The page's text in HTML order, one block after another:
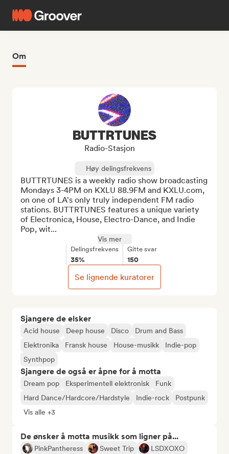
Om
Sjangere de elsker
Acid house Deep house Disco
Drum and Bass
Elektronika
Fransk house House-musikk
Indie-pop
Synthpop
Sjangere de også er åpne for å motta
Dream pop Eksperimentell elektronisk
Funk
Hard Dance/Hardcore/Hardstyle
Indie-rock
Postpunk
Vis alle +3
De ønsker å motta musikk som ligner på...
PinkPantheress Sweet Trip
LSDXOXO
BUTTRTUNES
Radio-Stasjon
Høy delingsfrekvens
BUTTRTUNES is a weekly radio show broadcasting
Mondays 3-4PM on KXLU 88.9FM and KXLU.com,
on one of LA's only truly independent FM radio
stations. BUTTRTUNES features a unique variety
of Electronica, House, Electro-Dance, and Indie
Pop, wit...
Vis mer
Delingsfrekvens
35%
Gitte svar
150
Se lignende kuratorer